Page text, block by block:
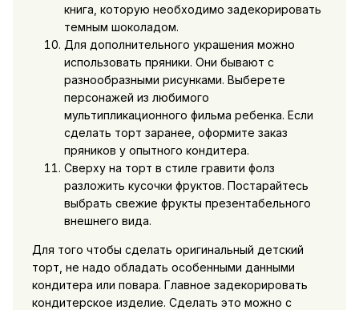
книга, которую необходимо задекорировать
темным шоколадом.
Для дополнительного украшения можно
использовать пряники. Они бывают с
разнообразными рисунками. Выберете
персонажей из любимого
мультипликационного фильма ребенка. Если
сделать торт заранее, оформите заказ
пряников у опытного кондитера.
Сверху на торт в стиле гравити фолз
разложить кусочки фруктов. Постарайтесь
выбрать свежие фрукты презентабельного
внешнего вида.
Для того чтобы сделать оригинальный детский
торт, не надо обладать особенными данными
кондитера или повара. Главное задекорировать
кондитерское изделие. Сделать это можно с